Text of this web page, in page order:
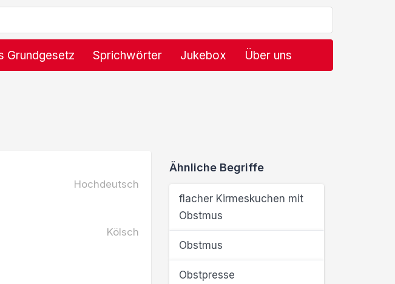
Grundgesetz Sprichwörter Jukebox Über uns
Hochdeutsch
Kölsch
Ähnliche Begriffe
flacher Kirmeskuchen mit
Obstmus
Obstmus
Obstpresse